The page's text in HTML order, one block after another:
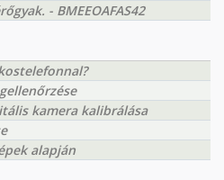
- BMEEOAFAS42
kamera kalibrálása
alapján